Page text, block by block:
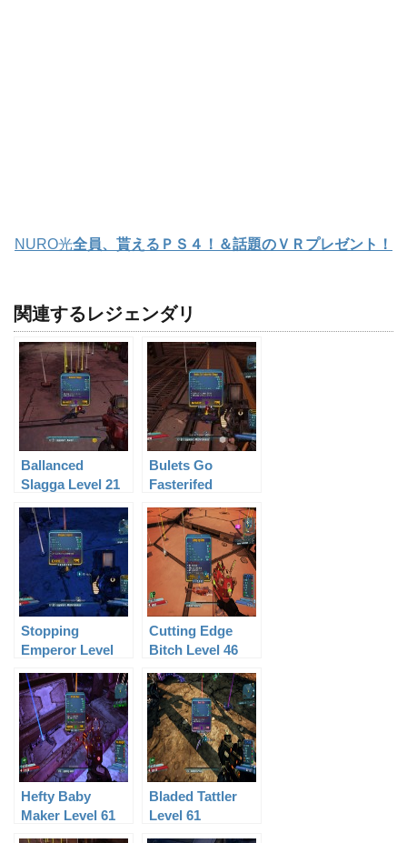
NURO光全員、貰えるＰＳ４！＆話題のＶＲプレゼント！
関連するレジェンダリ
Ballanced
Slagga Level 21
Bulets Go
Fasterifed
Stopping
Emperor Level
Cutting Edge
Bitch Level 46
Hefty Baby
Maker Level 61
Bladed Tattler
Level 61